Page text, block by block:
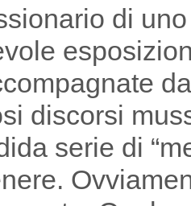
di
discorsi
serie di